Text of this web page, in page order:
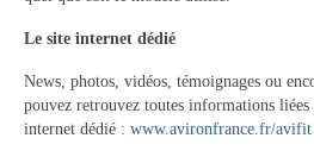
Le site internet dédié
News, photos, vidéos, témoignages ou
pouvez retrouvez toutes informations
internet dédié : www.avironfrance.fr/avifit